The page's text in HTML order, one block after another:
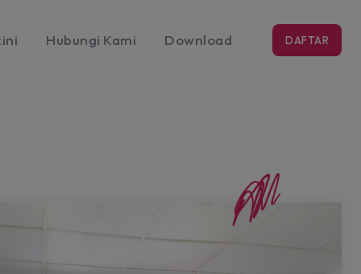
Hubungi Kami Download DAFTAR